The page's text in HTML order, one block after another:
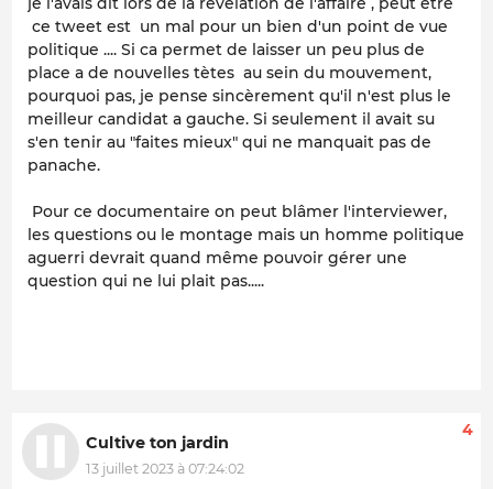
ce tweet est un mal pour un bien d'un point de vue
politique .... Si ca permet de laisser un peu plus de
place a de nouvelles tètes au sein du mouvement,
pourquoi pas, je pense sincèrement qu'il n'est plus le
meilleur candidat a gauche. Si seulement il avait su
s'en tenir au "faites mieux" qui ne manquait pas de
panache.
Pour ce documentaire on peut blâmer l'interviewer,
les questions ou le montage mais un homme politique
aguerri devrait quand même pouvoir gérer une
question qui ne lui plait pas.....
Cultive ton jardin
13 juillet 2023 à 07:24:02
4